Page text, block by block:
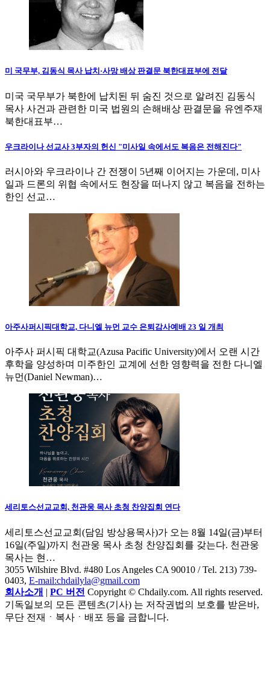
미 국무부, 김동식 목사 납치·사망 배상 판결문 북한대표부에 전달
미국 국무부가 북한에 납치된 뒤 숨진 것으로 알려진 김동식
목사 사건과 관련한 미국 법원의 손해배상 판결문을 유엔주재
북한대표부…
우크라이나 선교사 3부자의 헌신 "미사일 속에서도 복음은 전해진다"
러시아와 우크라이나 간 전쟁이 5년째 이어지는 가운데, 미사
일과 드론의 위협 속에서도 현장을 떠나지 않고 복음을 전하는
한인 선교…
아주사퍼시픽대학교, 다니엘 뉴먼 교수 은퇴감사예배 23 일 개최
아주사 퍼시픽 대학교(Azusa Pacific University)에서 오랜 시간
후학을 양성하며 미주한인 교계에 선한 영향력을 전한 다니엘
뉴먼(Daniel Newman)…
세리토스선교교회, 천관웅 목사 초청 찬양집회 연다
세리토스선교교회(담임 방상용목사)가 오는 8월 14일(금)부터
16일(주일)까지 천관웅 목사 초청 찬양집회를 갖는다. 천관웅
목사는 현…
3055 Wilshire Blvd. #480 Los Angeles CA 90010 / Tel. 213) 739-
0403, E-mail:chdailyla@gmail.com
회사소개 | PC 버전 Copyright © Chdaily.com. All rights reserved.
기독일보의 모든 콘텐츠(기사) 는 저작권법의 보호를 받은바,
무단 전재ㆍ복사ㆍ배포 등을 금합니다.